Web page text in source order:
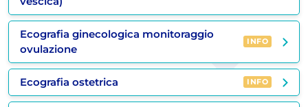
Ecografia ginecologica monitoraggio
ovulazione
INFO
Ecografia ostetrica INFO